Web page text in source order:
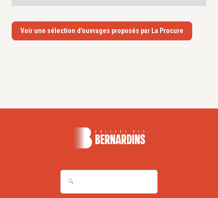
Voir une sélection d'ouvrages proposés par La Procure